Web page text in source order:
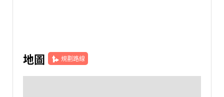
地圖 規劃路線